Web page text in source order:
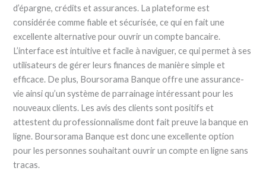
d’épargne, crédits et assurances. La plateforme est
considérée comme fiable et sécurisée, ce qui en fait une
excellente alternative pour ouvrir un compte bancaire.
L’interface est intuitive et facile à naviguer, ce qui permet à ses
utilisateurs de gérer leurs finances de manière simple et
efficace. De plus, Boursorama Banque offre une assurance-
vie ainsi qu’un système de parrainage intéressant pour les
nouveaux clients. Les avis des clients sont positifs et
attestent du professionnalisme dont fait preuve la banque en
ligne. Boursorama Banque est donc une excellente option
pour les personnes souhaitant ouvrir un compte en ligne sans
tracas.